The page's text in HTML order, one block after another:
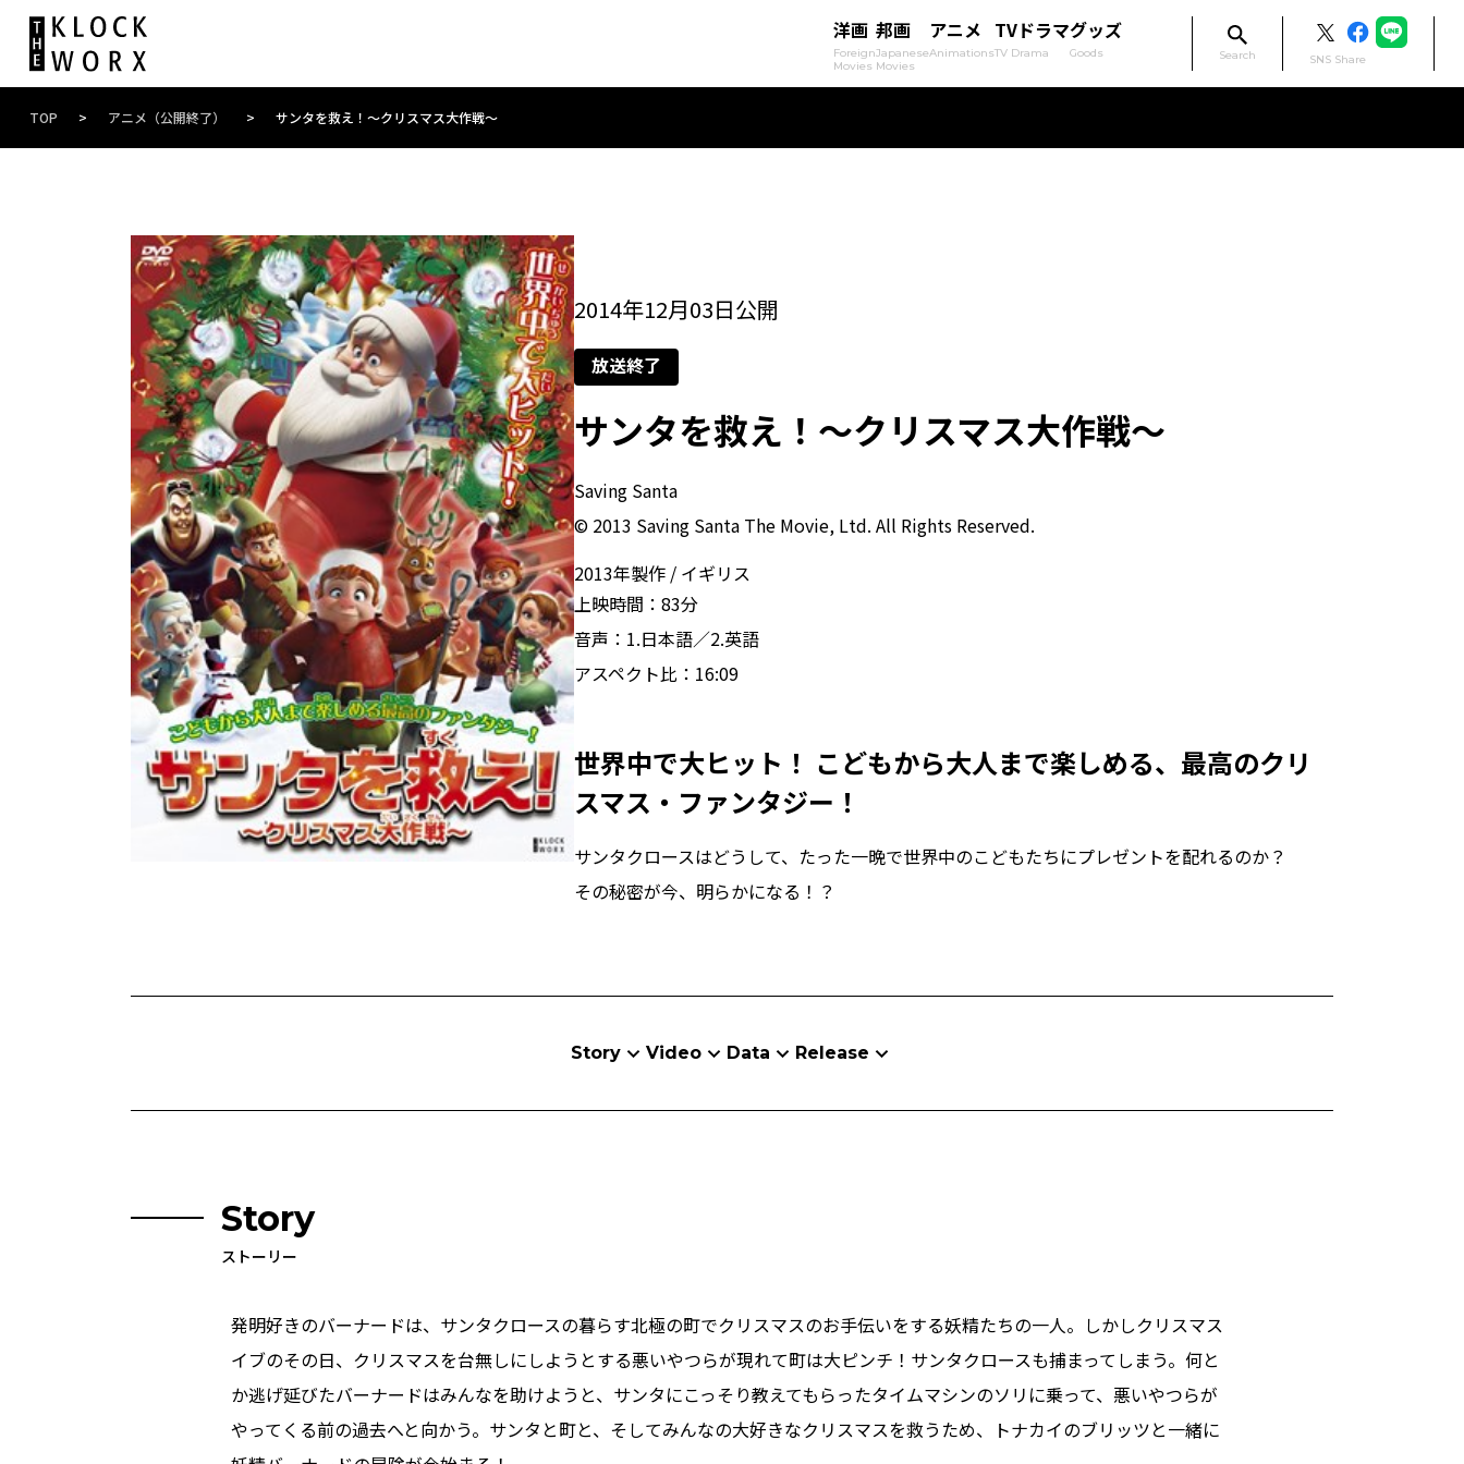
洋画
Foreign
Movies
邦画
Japanese
Movies
アニメ
Animations
TVドラマ
TV Drama
グッズ
Goods Search SNS Share
TOP > アニメ（公開終了） > サンタを救え！〜クリスマス大作戦〜
2014年12月03日公開
放送終了
サンタを救え！〜クリスマス大作戦〜
Saving Santa
© 2013 Saving Santa The Movie, Ltd. All Rights Reserved.
2013年製作
イギリス
上映時間： 83分
音声： 1.日本語／2.英語
アスペクト比： 16:09
世界中で大ヒット！ こどもから大人まで楽しめる、最高のクリ
スマス・ファンタジー！
サンタクロースはどうして、たった一晩で世界中のこどもたちにプレゼントを配れるのか？
その秘密が今、明らかになる！？
Story Video Data Release
Story
ストーリー
発明好きのバーナードは、サンタクロースの暮らす北極の町でクリスマスのお手伝いをする妖精たちの一人。しかしクリスマス
イブのその日、クリスマスを台無しにしようとする悪いやつらが現れて町は大ピンチ！サンタクロースも捕まってしまう。何と
か逃げ延びたバーナードはみんなを助けようと、サンタにこっそり教えてもらったタイムマシンのソリに乗って、悪いやつらが
やってくる前の過去へと向かう。サンタと町と、そしてみんなの大好きなクリスマスを救うため、トナカイのブリッツと一緒に